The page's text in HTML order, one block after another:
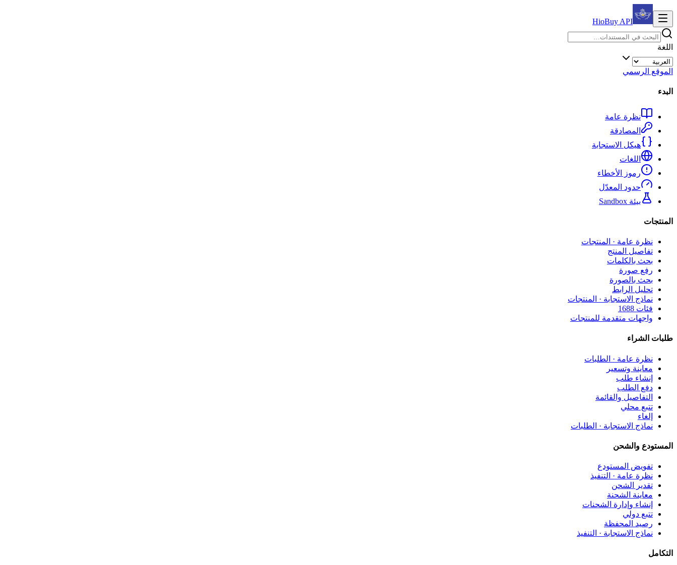
HioBuy API
اللغة
الموقع الرسمي
البدء
نظرة عامة
المصادقة
هيكل الاستجابة
اللغات
رموز الأخطاء
حدود المعدّل
بيئة Sandbox
المنتجات
نظرة عامة · المنتجات
تفاصيل المنتج
بحث بالكلمات
رفع صورة
بحث بالصورة
تحليل الرابط
نماذج الاستجابة · المنتجات
فئات 1688
واجهات متقدمة للمنتجات
طلبات الشراء
نظرة عامة · الطلبات
معاينة وتسعير
إنشاء طلب
دفع الطلب
التفاصيل والقائمة
تتبع محلي
إلغاء
نماذج الاستجابة · الطلبات
المستودع والشحن
تفويض المستودع
نظرة عامة · التنفيذ
تقدير الشحن
معاينة الشحنة
إنشاء وإدارة الشحنات
تتبع دولي
رصيد المحفظة
نماذج الاستجابة · التنفيذ
التكامل